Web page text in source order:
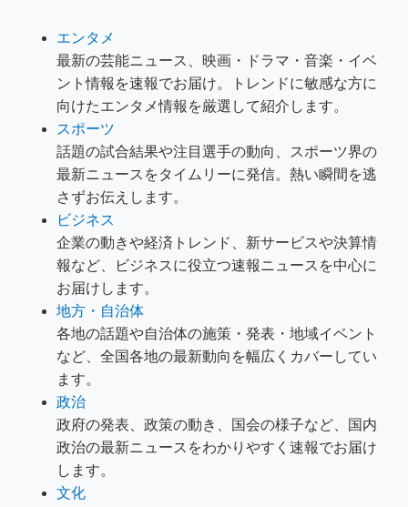
エンタメ
最新の芸能ニュース、映画・ドラマ・音楽・イベ
ント情報を速報でお届け。トレンドに敏感な方に
向けたエンタメ情報を厳選して紹介します。
スポーツ
話題の試合結果や注目選手の動向、スポーツ界の
最新ニュースをタイムリーに発信。熱い瞬間を逃
さずお伝えします。
ビジネス
企業の動きや経済トレンド、新サービスや決算情
報など、ビジネスに役立つ速報ニュースを中心に
お届けします。
地方・自治体
各地の話題や自治体の施策・発表・地域イベント
など、全国各地の最新動向を幅広くカバーしてい
ます。
政治
政府の発表、政策の動き、国会の様子など、国内
政治の最新ニュースをわかりやすく速報でお届け
します。
文化